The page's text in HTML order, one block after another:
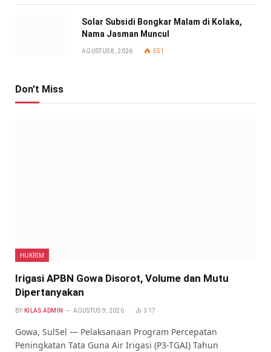
Solar Subsidi Bongkar Malam di Kolaka,
Nama Jasman Muncul
AGUSTUS 8, 2026 551
Don't Miss
HUKRIM
Irigasi APBN Gowa Disorot, Volume dan Mutu
Dipertanyakan
BY KILAS ADMIN AGUSTUS 9, 2026 317
Gowa, SulSel — Pelaksanaan Program Percepatan
Peningkatan Tata Guna Air Irigasi (P3-TGAI) Tahun